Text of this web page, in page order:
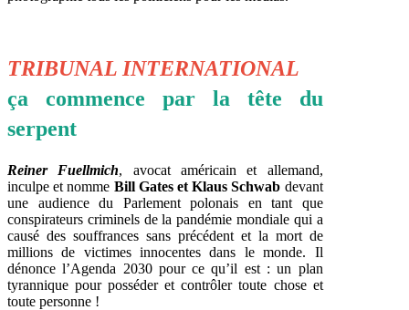
TRIBUNAL INTERNATIONAL
ça commence par la tête du
serpent
Reiner Fuellmich, avocat américain et allemand,
inculpe et nomme Bill Gates et Klaus Schwab devant
une audience du Parlement polonais en tant que
conspirateurs criminels de la pandémie mondiale qui a
causé des souffrances sans précédent et la mort de
millions de victimes innocentes dans le monde. Il
dénonce l’Agenda 2030 pour ce qu’il est : un plan
tyrannique pour posséder et contrôler toute chose et
toute personne !